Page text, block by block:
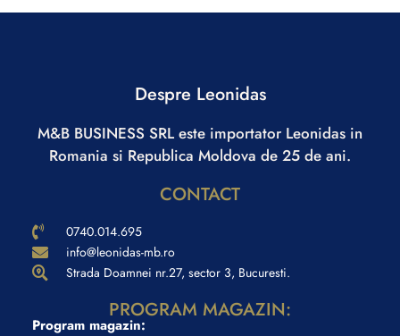
Despre Leonidas
M&B BUSINESS SRL este importator Leonidas in
Romania si Republica Moldova de 25 de ani.
CONTACT
0740.014.695
info@leonidas-mb.ro
Strada Doamnei nr.27, sector 3, Bucuresti.
PROGRAM MAGAZIN:
Program magazin: